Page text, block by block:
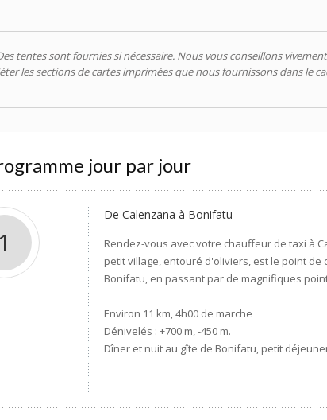
tentes sont fournies si nécessaire. Nous vous conseillons
les sections de cartes imprimées que nous fournissons dans le
jour par jour
1
De Calenzana à Bonifatu
Rendez-vous avec votre chauffeur de taxi à
petit village, entouré d'oliviers, est le point
Bonifatu, en passant par de magnifiques
Environ 11 km, 4h00 de marche
Dénivelés : +700 m, -450 m.
Dîner et nuit au gîte de Bonifatu, petit